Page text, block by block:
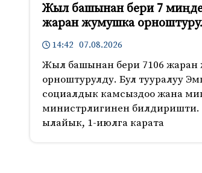
Жыл башынан бери 7
жаран жумушка
14:42 07.08.2026
Жыл башынан бери 7106
орноштурулду. Бул тууралуу
социалдык камсыздоо жана
министрлигинен
ылайык, 1-июлга карата